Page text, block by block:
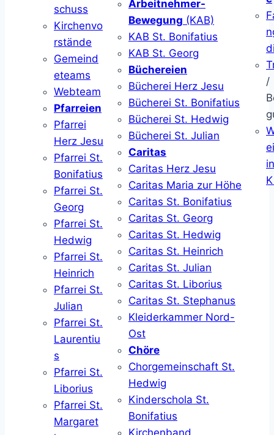
schuss
Kirchenvo
rstände
Gemeind
eteams
Webteam
Pfarreien
Pfarrei
Herz Jesu
Pfarrei St.
Bonifatius
Pfarrei St.
Georg
Pfarrei St.
Hedwig
Pfarrei St.
Heinrich
Pfarrei St.
Julian
Pfarrei St.
Laurentiu
s
Pfarrei St.
Liborius
Pfarrei St.
Margaret
Arbeitnehmer-
Bewegung (KAB)
KAB St. Bonifatius
KAB St. Georg
Büchereien
Bücherei Herz Jesu
Bücherei St. Bonifatius
Bücherei St. Hedwig
Bücherei St. Julian
Caritas
Caritas Herz Jesu
Caritas Maria zur Höhe
Caritas St. Bonifatius
Caritas St. Georg
Caritas St. Hedwig
Caritas St. Heinrich
Caritas St. Julian
Caritas St. Liborius
Caritas St. Stephanus
Kleiderkammer Nord-
Ost
Chöre
Chorgemeinschaft St.
Hedwig
Kinderschola St.
Bonifatius
Kirchenband
/